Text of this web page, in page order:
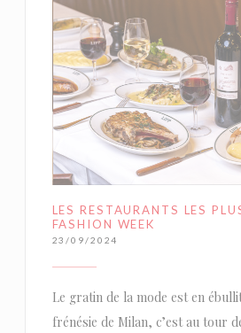
LES RESTAURANTS LES
FASHION WEEK
23/09/2024
Le gratin de la mode est en
frénésie de Milan, c’est au tour